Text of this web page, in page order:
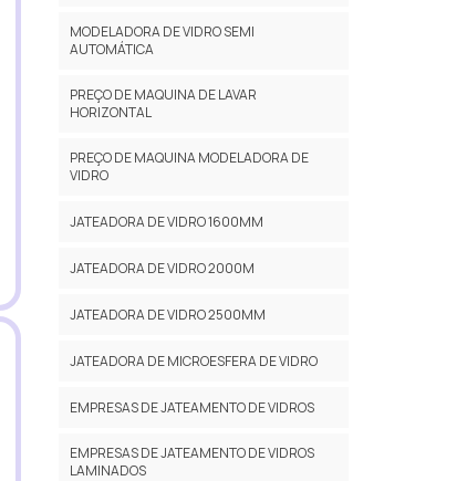
MODELADORA DE VIDRO SEMI
AUTOMÁTICA
PREÇO DE MAQUINA DE LAVAR
HORIZONTAL
PREÇO DE MAQUINA MODELADORA DE
VIDRO
JATEADORA DE VIDRO 1600MM
JATEADORA DE VIDRO 2000M
JATEADORA DE VIDRO 2500MM
JATEADORA DE MICROESFERA DE VIDRO
EMPRESAS DE JATEAMENTO DE VIDROS
EMPRESAS DE JATEAMENTO DE VIDROS
LAMINADOS